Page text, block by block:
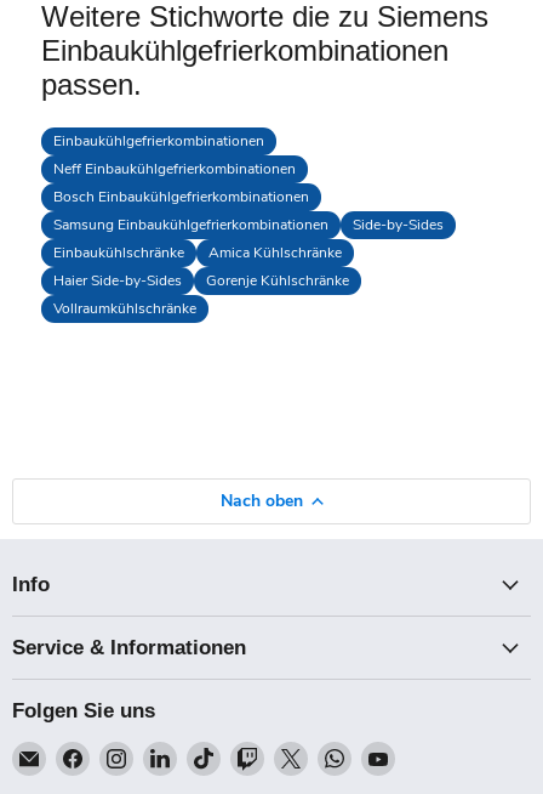
Weitere Stichworte die zu Siemens
Einbaukühlgefrierkombinationen
passen.
Einbaukühlgefrierkombinationen
Neff Einbaukühlgefrierkombinationen
Bosch Einbaukühlgefrierkombinationen
Samsung Einbaukühlgefrierkombinationen
Side-by-Sides
Einbaukühlschränke
Amica Kühlschränke
Haier Side-by-Sides
Gorenje Kühlschränke
Vollraumkühlschränke
Nach oben
Info
Service & Informationen
Folgen Sie uns
Email
Talk-
Finden
Sie
Finden
Sie
Finden
Sie
Finden
Sie
Finden
Sie
Finden
Sie
Finden
Sie
Finden